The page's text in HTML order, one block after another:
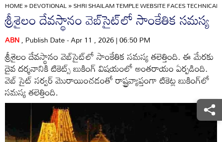
HOME»DEVOTIONAL»SHRI SHAILAM TEMPLE WEBSITE FACES
శ్రీశైలం దేవస్థానం వెబ్‌సైట్‌లో సాంకేతిక సమస్య
ABN, Publish Date - Apr 11 , 2026 | 06:50 PM
శ్రీశైలం దేవస్థానం వెబ్‌సైట్‌లో సాంకేతిక సమస్య తలెత్తింది. ఈ మేరకు
దైవ దర్శనానికి టికెట్స్ బుకింగ్ విషయంలో అంతరాయం ఏర్పడింది.
వెబ్ సైట్ సర్వర్ మెురాయించడంతో రాష్ట్రవ్యాప్తంగా టికెట్ల బుకింగ్‌లో
సమస్య తలెత్తింది.